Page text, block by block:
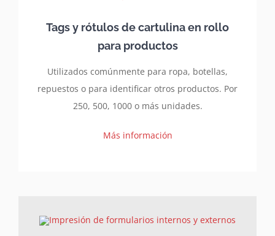
Tags y rótulos de cartulina en rollo
para productos
Utilizados comúnmente para ropa, botellas,
repuestos o para identificar otros productos. Por
250, 500, 1000 o más unidades.
Más información